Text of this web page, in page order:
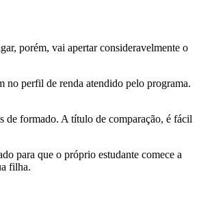
porém, vai apertar consideravelmente o
no perfil de renda atendido pelo programa.
de formado. A título de comparação, é fácil
para que o próprio estudante comece a
filha.